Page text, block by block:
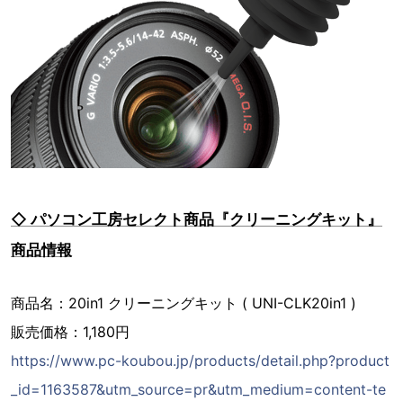
◇ パソコン工房セレクト商品『クリーニングキット』
商品情報
商品名：20in1 クリーニングキット ( UNI-CLK20in1 )
販売価格：1,180円
https://www.pc-koubou.jp/products/detail.php?product
_id=1163587&utm_source=pr&utm_medium=content-te